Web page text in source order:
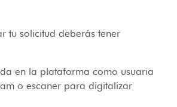
tu solicitud deberás tener
en la plataforma como usuaria
o escaner para digitalizar